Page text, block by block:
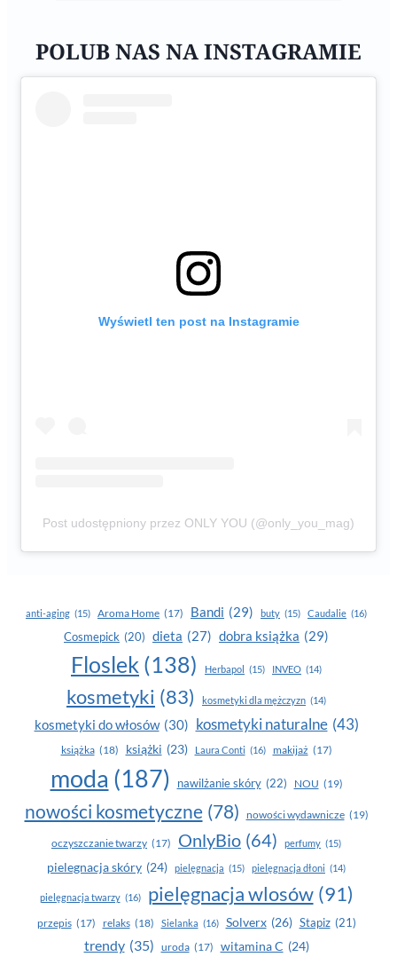
POLUB NAS NA INSTAGRAMIE
Wyświetl ten post na Instagramie
Post udostępniony przez ONLY YOU (@only_you_mag)
anti-aging (15) Aroma Home (17) Bandi (29) buty (15) Caudalie (16)
Cosmepick (20) dieta (27) dobra książka (29)
Floslek (138) Herbapol (15) INVEO (14)
kosmetyki (83) kosmetyki dla mężczyzn (14)
kosmetyki do włosów (30) kosmetyki naturalne (43)
książka (18) książki (23) Laura Conti (16) makijaż (17)
moda (187) nawilżanie skóry (22) NOU (19)
nowości kosmetyczne (78) nowości wydawnicze (19)
oczyszczanie twarzy (17) OnlyBio (64) perfumy (15)
pielegnacja skóry (24) pielęgnacja (15) pielęgnacja dłoni (14)
pielęgnacja twarzy (16) pielęgnacja wlosów (91)
przepis (17) relaks (18) Sielanka (16) Solverx (26) Stapiz (21)
trendy (35) uroda (17) witamina C (24)